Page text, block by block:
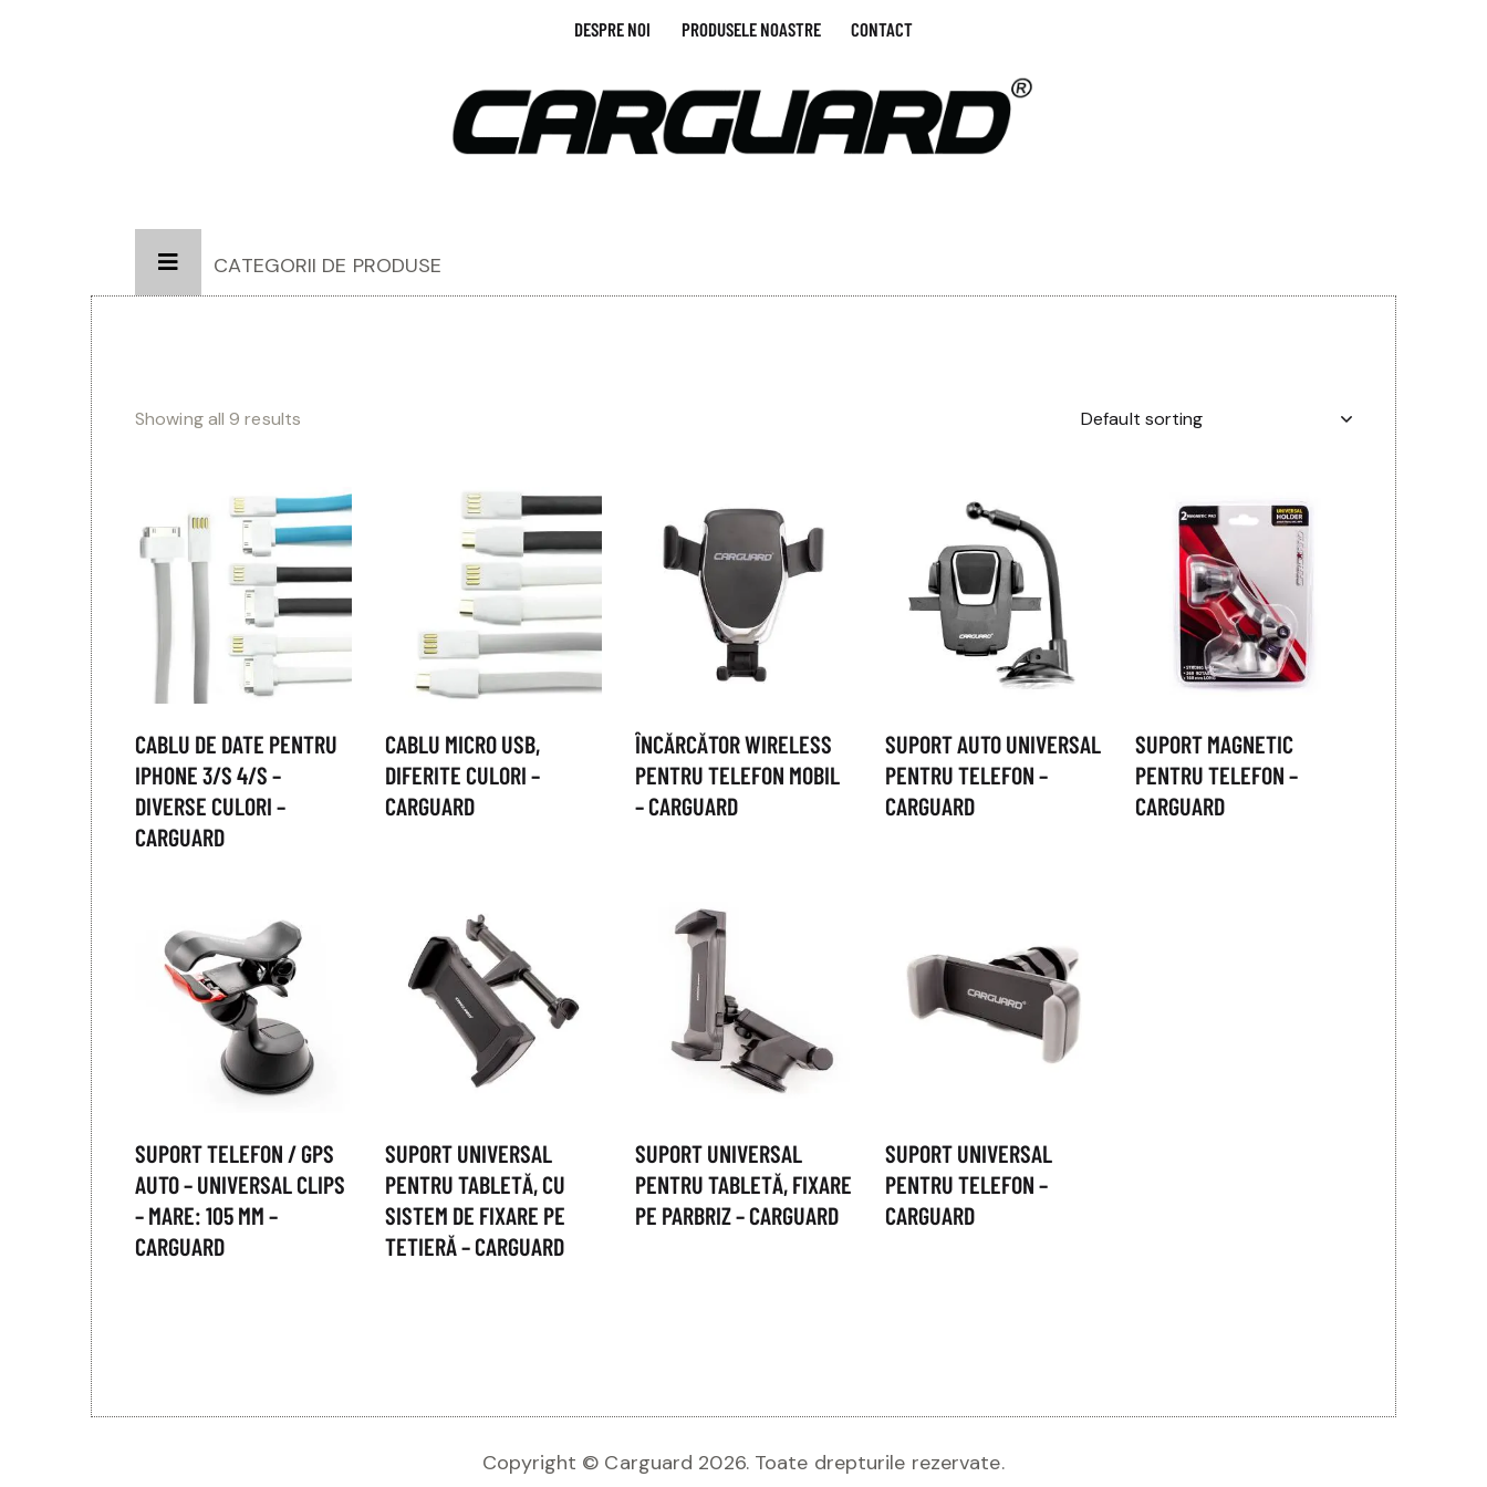
DESPRE NOI PRODUSELE NOASTRE CONTACT
CATEGORII DE PRODUSE
Showing all 9 results
CABLU DE DATE PENTRU
IPHONE 3/S 4/S –
DIVERSE CULORI –
CARGUARD
CABLU MICRO USB,
DIFERITE CULORI –
CARGUARD
ÎNCĂRCĂTOR WIRELESS
PENTRU TELEFON MOBIL
– CARGUARD
SUPORT AUTO UNIVERSAL
PENTRU TELEFON –
CARGUARD
SUPORT MAGNETIC
PENTRU TELEFON –
CARGUARD
SUPORT TELEFON / GPS
AUTO – UNIVERSAL CLIPS
– MARE: 105 MM –
CARGUARD
SUPORT UNIVERSAL
PENTRU TABLETĂ, CU
SISTEM DE FIXARE PE
TETIERĂ – CARGUARD
SUPORT UNIVERSAL
PENTRU TABLETĂ, FIXARE
PE PARBRIZ – CARGUARD
SUPORT UNIVERSAL
PENTRU TELEFON –
CARGUARD
Copyright © Carguard 2026. Toate drepturile rezervate.